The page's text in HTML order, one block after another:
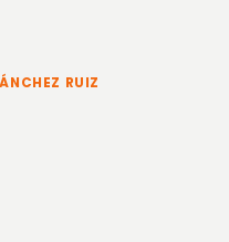
RUIZ